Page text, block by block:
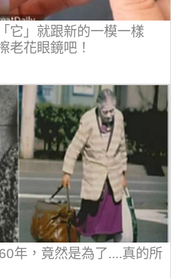
它」就跟新的一模一樣
老花眼鏡吧！
年，竟然是為了....真的所